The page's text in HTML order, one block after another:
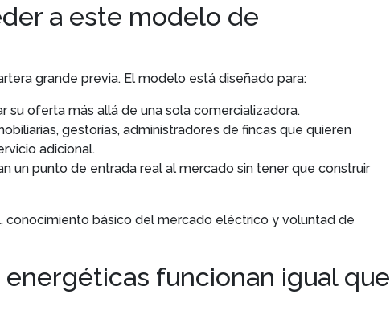
a este modelo de
grande previa. El modelo está diseñado para:
su oferta más allá de una sola comercializadora.
gestorías, administradores de fincas que quieren
adicional.
un punto de entrada real al mercado sin tener que construir
conocimiento básico del mercado eléctrico y voluntad de
energéticas funcionan igual que